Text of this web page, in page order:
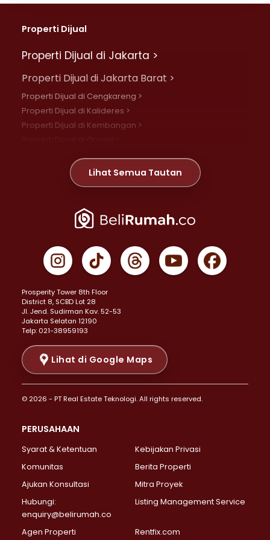
Properti Dijual
Properti Dijual di Jakarta >
Properti Dijual di Jakarta Barat >
Properti Dijual di Cengkareng >
Properti Dijual di Kalideres >
Properti Dijual di Kembangan >
Properti Dijual di Meruya >
Properti Dijual di Jelambar >
Properti Dijual di Jakarta Pusat >
Properti Dijual di Gambir >
Properti Dijual di Johar Baru >
Properti Dijual di Menteng >
Properti Dijual di Senen >
Properti Dijual di Tanah Abang >
Properti Dijual di Cikini >
Properti Dijual di Kramat >
Properti Dijual di Pasar Baru >
Properti Dijual di Bendungan Hilir >
Properti Dijual di Jakarta Selatan >
Properti Dijual di Lebak Bulus >
Properti Dijual di Gandaria Selatan >
Properti Dijual di Pondok Labu >
Properti Dijual di Lenteng Agung >
Properti Dijual di Senayan >
Properti Dijual di Pondok Pinang >
Lihat Semua Tautan
Prosperity Tower 8th Floor
District 8, SCBD Lot 28
JI. Jend. Sudirman Kav. 52-53
Jakarta Selatan 12190
Telp: 021-38959193
Lihat di Google Maps
© 2026 - PT Real Estate Teknologi. All rights reserved.
PERUSAHAAN
Syarat & Ketentuan
Kebijakan Privasi
Komunitas
Berita Properti
Ajukan Konsultasi
Mitra Proyek
Hubungi:
enquiry@belirumah.co
Listing Management Service
Agen Properti Rentfix.com